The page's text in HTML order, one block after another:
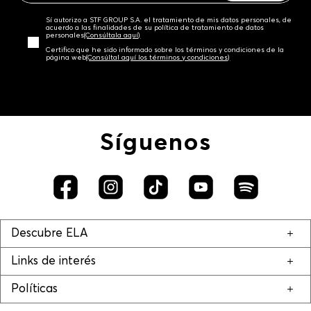
Sí autorizo a STF GROUP S.A. el tratamiento de mis datos personales, de
acuerdo a las finalidades de su política de tratamiento de datos
personales‎(Consúltala aquí)
Certifico que he sido informado sobre los términos y condiciones de la
página web‎(Consúltal aquí los términos y condiciones)
Síguenos
Descubre ELA
Links de interés
Políticas